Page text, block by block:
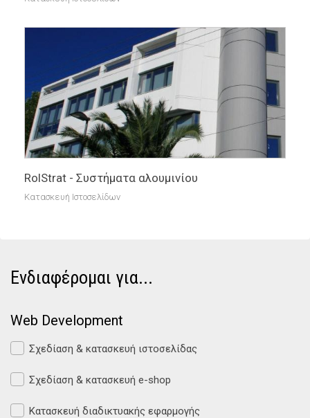
RolStrat - Συστήματα αλουμινίου
Κατασκευή Ιστοσελίδων
Ενδιαφέρομαι για...
Web Development
Σχεδίαση & κατασκευή ιστοσελίδας
Σχεδίαση & κατασκευή e-shop
Κατασκευή διαδικτυακής εφαρμογής